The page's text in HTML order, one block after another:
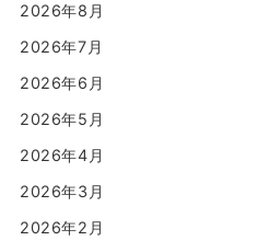
2026年8月
2026年7月
2026年6月
2026年5月
2026年4月
2026年3月
2026年2月